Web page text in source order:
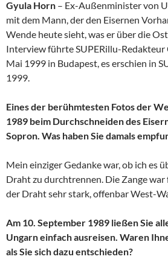
Gyula Horn – Ex-Außenminister von
mit dem Mann, der den Eisernen
Wende heute sieht, was er über die
Interview führte SUPERillu-Redakteur
Mai 1999 in Budapest, es erschien in
1999.
Eines der berühmtesten Fotos der
1989 beim Durchschneiden des
Sopron. Was haben Sie damals
Mein einziger Gedanke war, ob ich es
Draht zu durchtrennen. Die Zange
der Draht sehr stark, offenbar West-
Am 10. September 1989 ließen Sie
Ungarn einfach ausreisen. Waren
als Sie sich dazu entschieden?